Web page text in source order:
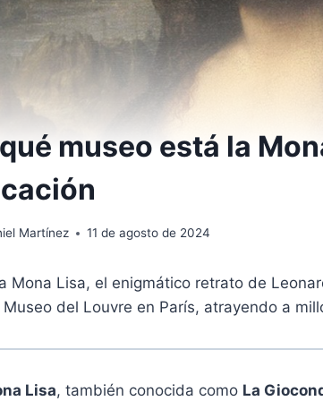
museo está la
Martínez 11 de agosto de 2024
Mona Lisa, el enigmático retrato de
Museo del Louvre en París, atrayendo a
Lisa, también conocida como La